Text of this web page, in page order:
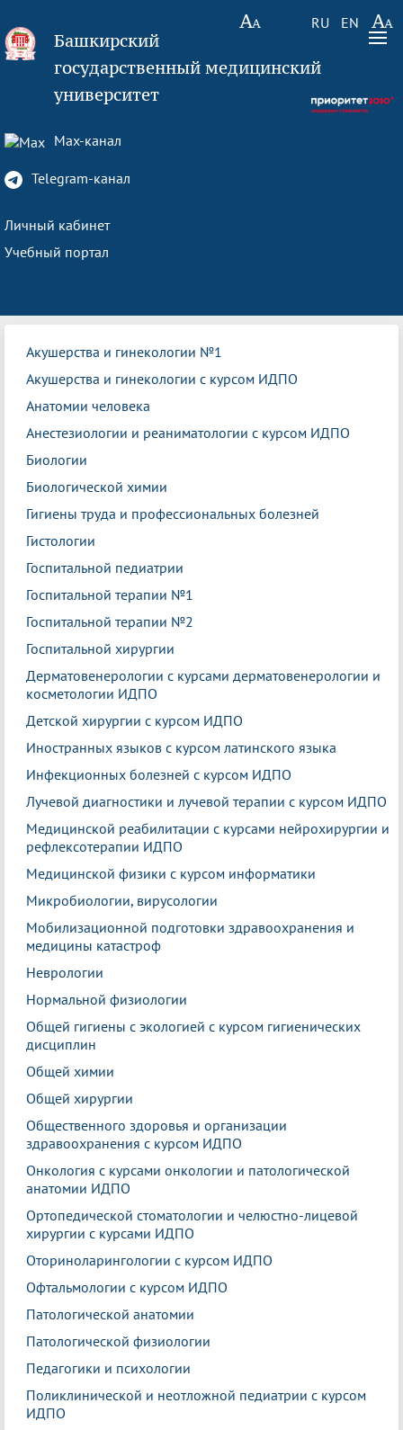
RU EN
Башкирский
государственный медицинский
университет
Max-канал
Telegram-канал
Личный кабинет
Учебный портал
Акушерства и гинекологии №1
Акушерства и гинекологии с курсом ИДПО
Анатомии человека
Анестезиологии и реаниматологии с курсом ИДПО
Биологии
Биологической химии
Гигиены труда и профессиональных болезней
Гистологии
Госпитальной педиатрии
Госпитальной терапии №1
Госпитальной терапии №2
Госпитальной хирургии
Дерматовенерологии с курсами дерматовенерологии и
косметологии ИДПО
Детской хирургии с курсом ИДПО
Иностранных языков с курсом латинского языка
Инфекционных болезней с курсом ИДПО
Лучевой диагностики и лучевой терапии с курсом ИДПО
Медицинской реабилитации с курсами нейрохирургии и
рефлексотерапии ИДПО
Медицинской физики с курсом информатики
Микробиологии, вирусологии
Мобилизационной подготовки здравоохранения и
медицины катастроф
Неврологии
Нормальной физиологии
Общей гигиены с экологией с курсом гигиенических
дисциплин
Общей химии
Общей хирургии
Общественного здоровья и организации
здравоохранения с курсом ИДПО
Онкология с курсами онкологии и патологической
анатомии ИДПО
Ортопедической стоматологии и челюстно-лицевой
хирургии с курсами ИДПО
Оториноларингологии с курсом ИДПО
Офтальмологии с курсом ИДПО
Патологической анатомии
Патологической физиологии
Педагогики и психологии
Поликлинической и неотложной педиатрии с курсом
ИДПО